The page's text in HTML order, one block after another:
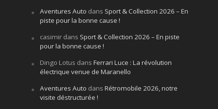
Aventures Auto dans Sport & Collection 2026 – En
piste pour la bonne cause !
casimirdans Sport & Collection 2026 – En piste
pour la bonne cause !
Dingo Lotus dans Ferrari Luce : La révolution
électrique venue de Maranello
Aventures Auto dans Rétromobile 2026, notre
visite déstructurée !